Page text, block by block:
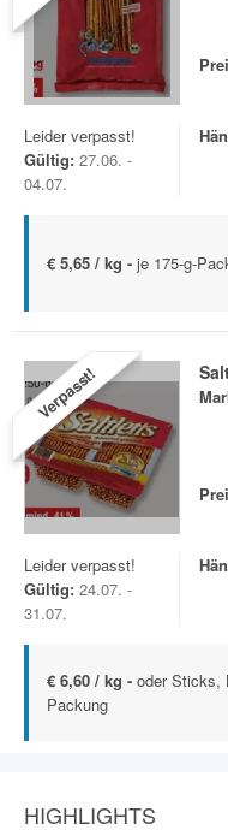
Leider verpasst!
Gültig: 27.06. -
04.07.
€ 5,65 / kg - je 175-g-
Verpasst!
Leider verpasst!
Gültig: 24.07. -
31.07.
€ 6,60 / kg - oder Sticks,
Packung
HIGHLIGHTS